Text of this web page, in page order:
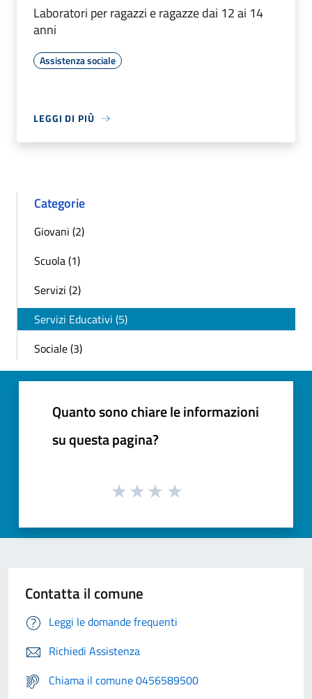
Laboratori per ragazzi e ragazze dai 12 ai 14
anni
Assistenza sociale
LEGGI DI PIÙ
Categorie
Giovani (2)
Scuola (1)
Servizi (2)
Servizi Educativi (5)
Sociale (3)
Quanto sono chiare le informazioni
su questa pagina?
Contatta il comune
Leggi le domande frequenti
Richiedi Assistenza
Chiama il comune 0456589500